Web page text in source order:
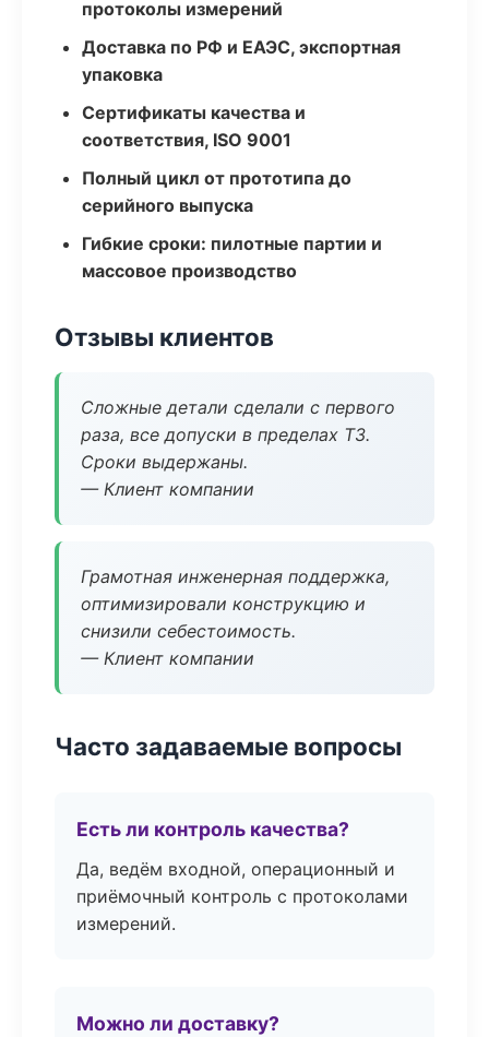
протоколы измерений
Доставка по РФ и ЕАЭС, экспортная
упаковка
Сертификаты качества и
соответствия, ISO 9001
Полный цикл от прототипа до
серийного выпуска
Гибкие сроки: пилотные партии и
массовое производство
Отзывы клиентов
Сложные детали сделали с первого
раза, все допуски в пределах ТЗ.
Сроки выдержаны.
— Клиент компании
Грамотная инженерная поддержка,
оптимизировали конструкцию и
снизили себестоимость.
— Клиент компании
Часто задаваемые вопросы
Есть ли контроль качества?
Да, ведём входной, операционный и
приёмочный контроль с протоколами
измерений.
Можно ли доставку?